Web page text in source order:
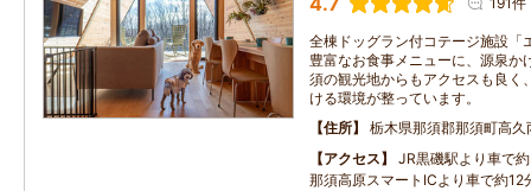
全棟ドッグラン付コテージ施設「
豊富なお食事メニューに、源泉か
須の観光地からもアクセスも良く
ける環境が整っています。
住所
栃木県那須郡那須町高
アクセス
JR黒磯駅より車で
那須高原スマートICより車で約12